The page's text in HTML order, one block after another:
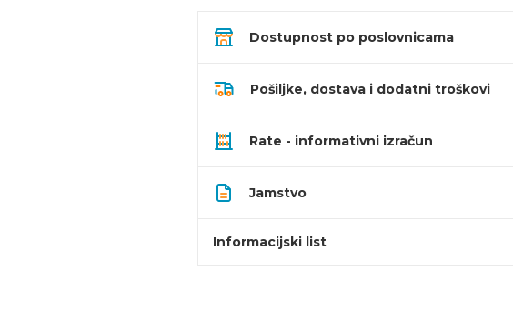
Dostupnost po poslovnicama
Pošiljke, dostava i dodatni troškovi
Rate - informativni izračun
Jamstvo
Informacijski list